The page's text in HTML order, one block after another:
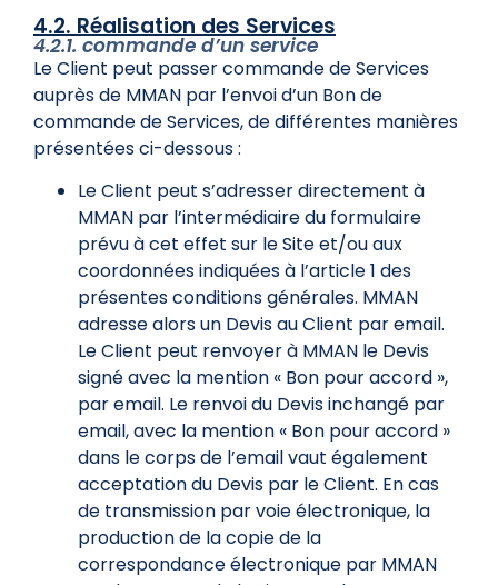
4.2. Réalisation des Services
4.2.1. commande d’un service
Le Client peut passer commande de Services
auprès de MMAN par l’envoi d’un Bon de
commande de Services, de différentes manières
présentées ci-dessous :
Le Client peut s’adresser directement à
MMAN par l’intermédiaire du formulaire
prévu à cet effet sur le Site et/ou aux
coordonnées indiquées à l’article 1 des
présentes conditions générales. MMAN
adresse alors un Devis au Client par email.
Le Client peut renvoyer à MMAN le Devis
signé avec la mention « Bon pour accord »,
par email. Le renvoi du Devis inchangé par
email, avec la mention « Bon pour accord »
dans le corps de l’email vaut également
acceptation du Devis par le Client. En cas
de transmission par voie électronique, la
production de la copie de la
correspondance électronique par MMAN